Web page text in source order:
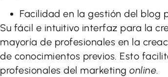
Facilidad en la gestión del blog
Su fácil e intuitivo interfaz para la
mayoría de profesionales en la
de conocimientos previos. Esto
profesionales del marketing online.